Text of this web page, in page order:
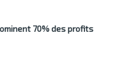
70% des profits